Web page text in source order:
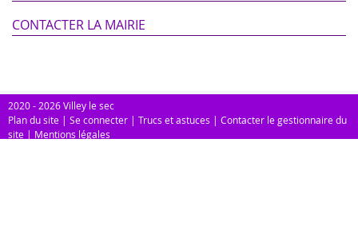
CONTACTER LA MAIRIE
2020 - 2026 Villey le sec
Plan du site | Se connecter | Trucs et astuces | Contacter le gestionnaire du
site | Mentions légales